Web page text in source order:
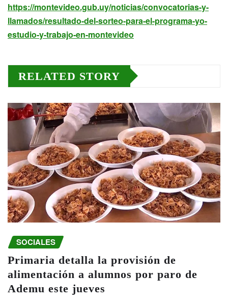
https://montevideo.gub.uy/noticias/convocatorias-y-
llamados/resultado-del-sorteo-para-el-programa-yo-
estudio-y-trabajo-en-montevideo
RELATED STORY
SOCIALES
Primaria detalla la provisión de
alimentación a alumnos por paro de
Ademu este jueves